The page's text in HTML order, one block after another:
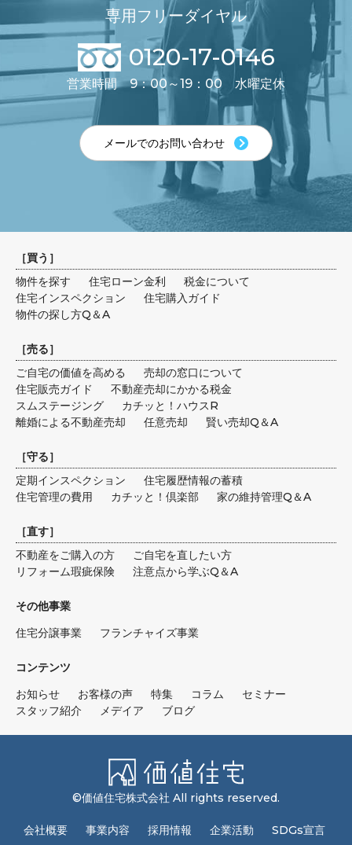
専用フリーダイヤル
0120-17-0146
営業時間 9：00～19：00 水曜定休
メールでのお問い合わせ
［買う ］
物件を探す
住宅ローン金利
税金について
住宅インスペクション
住宅購入ガイド
物件の探し方Q＆A
［売る］
ご自宅の価値を高める
売却の窓口について
住宅販売ガイド
不動産売却にかかる税金
スムステージング
カチッと！ハウスR
離婚による不動産売却
任意売却 賢い売却Q＆A
［守る］
定期インスペクション
住宅履歴情報の蓄積
住宅管理の費用
カチッと！倶楽部 家の維持管理Q＆A
［直す］
不動産をご購入の方
ご自宅を直したい方
リフォーム瑕疵保険
注意点から学ぶQ＆A
その他事業
住宅分譲事業
フランチャイズ事業
コンテンツ
お知らせ
お客様の声 特集 コラム
セミナー
スタッフ紹介
メデイア ブログ
©価値住宅株式会社 All rights reserved.
会社概要 事業内容 採用情報 企業活動 SDGs宣言